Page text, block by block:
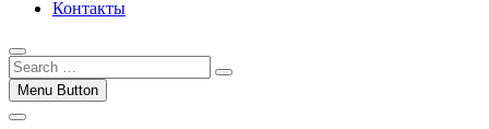
Контакты
Menu Button